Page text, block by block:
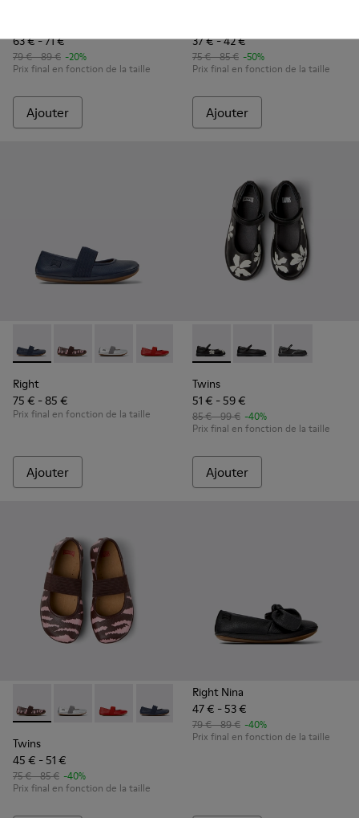
63 € - 71 €
79 € - 89 € -20%
Prix final en fonction de la taille
Ajouter
37 € - 42 €
75 € - 85 € -50%
Prix final en fonction de la taille
Ajouter
Right - 80025-116 - Ballerines en cuir bleu pour enfants.
Right - 80025-160 - Ballerines en cuir multicolore
Right - 80025-159 - Ballerines en cuir grises
Right - 80025-153 - Ballerines en cuir
Right - 80025-109
Right - 80025-053 -
Right - 80025-
Right
75 € - 85 €
Prix final en fonction de la taille
Ajouter
Twins - K800549-006 -
Twins - K800549-
Twins -
Twins
51 € - 59 €
85 € - 99 € -40%
Prix final en fonction de la taille
Ajouter
Twins - 80025-160 - Ballerines en cuir multicolore pour
Twins - 80025-159 - Ballerines en cuir grises pour
Twins - 80025-153 - Ballerines en cuir rouge
Twins - 80025-116 - Ballerines en cuir
Twins - 80025-109
Twins - 80025-053 -
Twins
45 € - 51 €
75 € - 85 € -40%
Prix final en fonction de la taille
Right Nina
47 € - 53 €
79 € - 89 € -40%
Prix final en fonction de la taille